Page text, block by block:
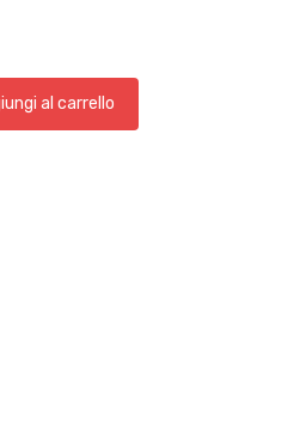
al carrello